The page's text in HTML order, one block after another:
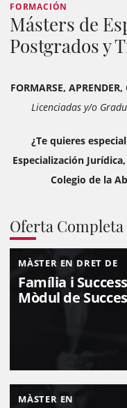
FORMACIÓN
Másters de
Postgrados y
FORMARSE, APRENDER,
Licenciadas y/o
¿Te quieres
Especialización
Colegio de la
Oferta
MÀSTER EN DRET DE
Família i
Mòdul de
MÀSTER EN